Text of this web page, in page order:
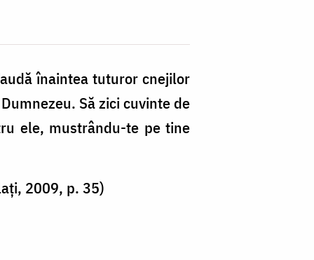
înaintea tuturor cnejilor
Să zici cuvinte de
ele, mustrându-te pe tine
2009, p. 35)